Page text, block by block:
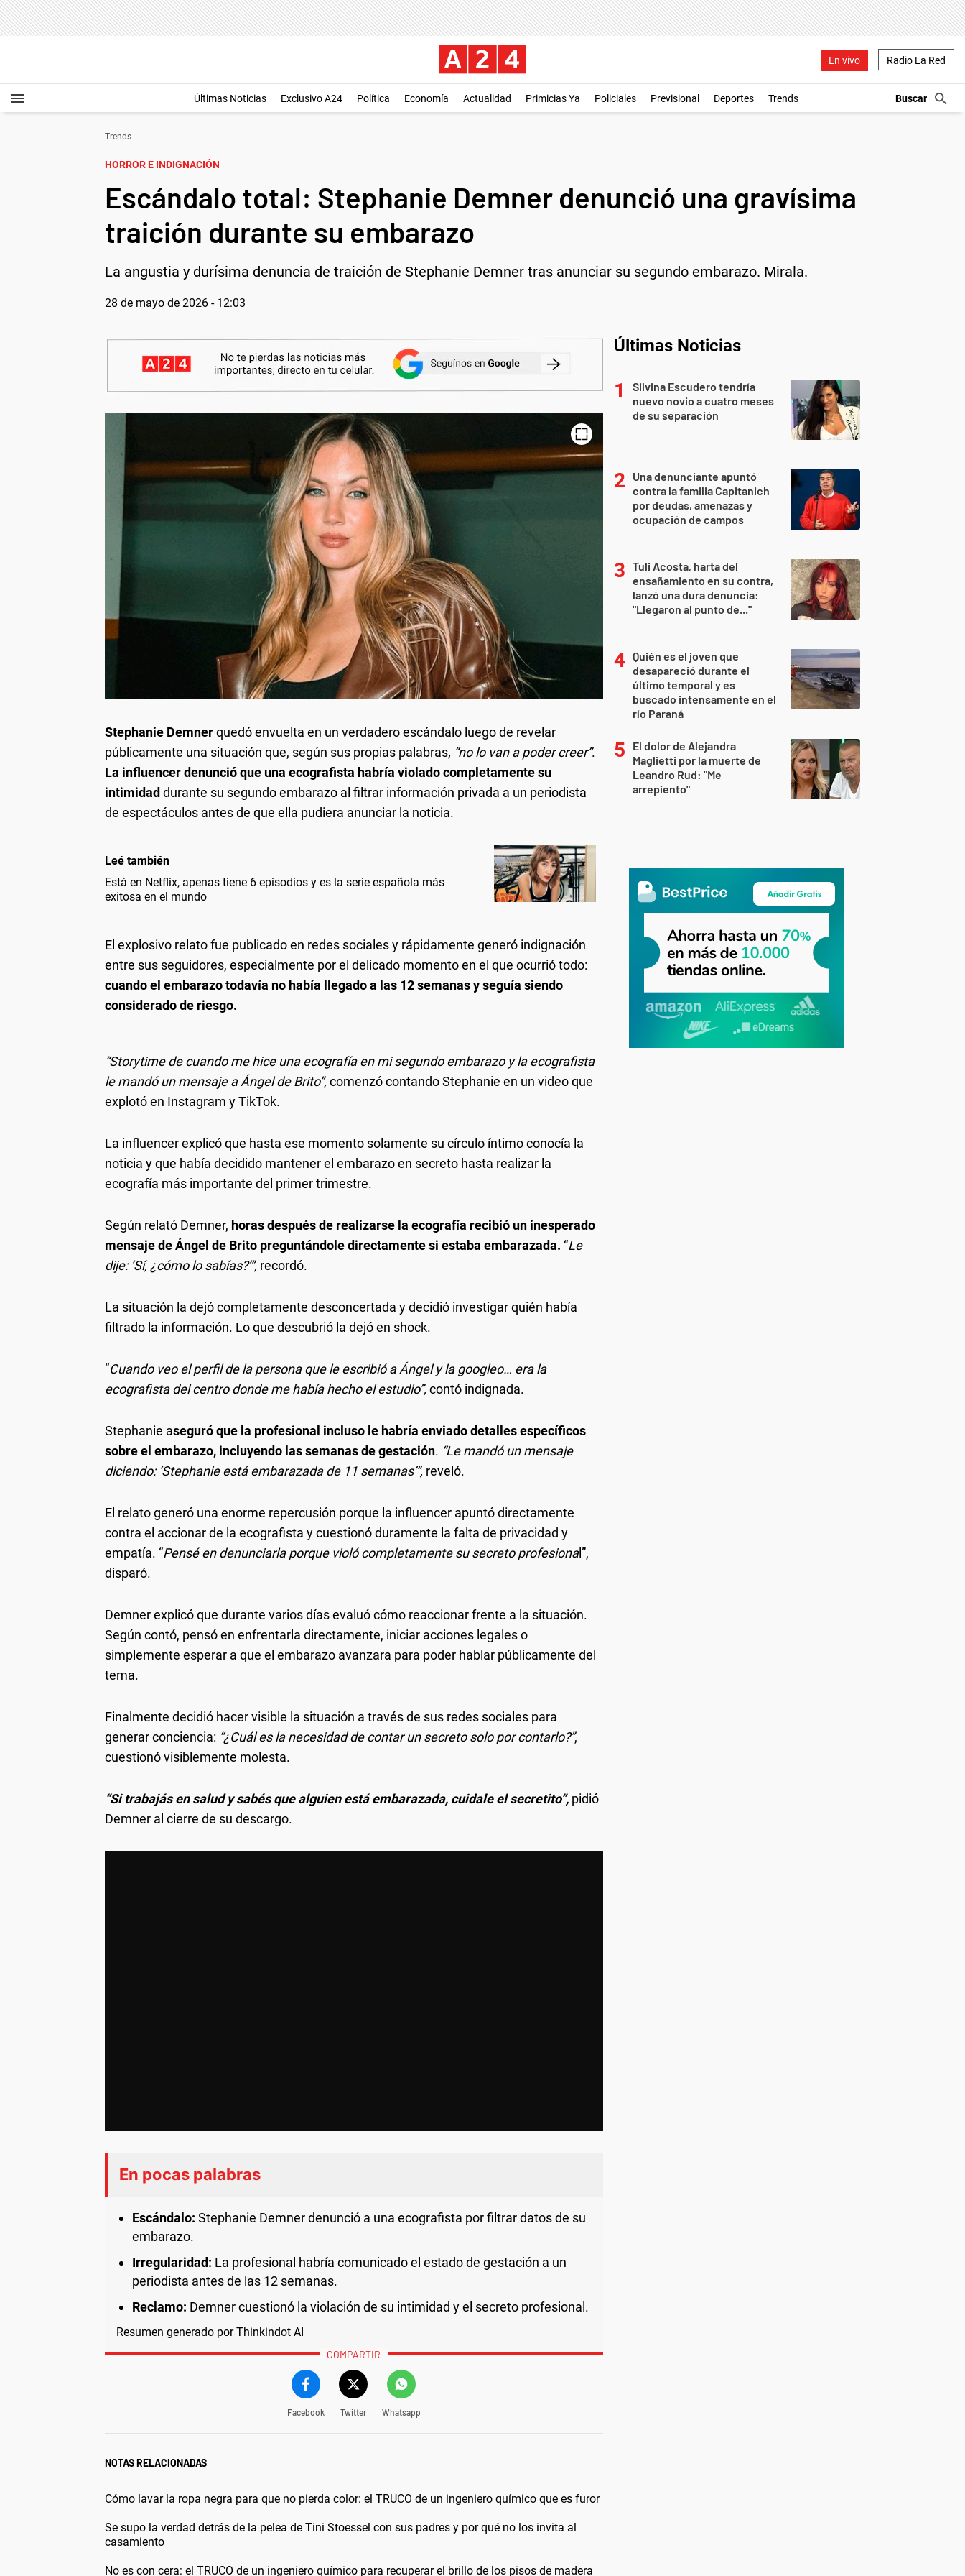
En vivo Radio La Red
Últimas Noticias Exclusivo A24 Política Economía Actualidad Primicias Ya Policiales Previsional Deportes Trends
Trends
HORROR E INDIGNACIÓN
Escándalo total: Stephanie Demner denunció una gravísima
traición durante su embarazo
La angustia y durísima denuncia de traición de Stephanie Demner tras anunciar su segundo embarazo. Mirala.
28 de mayo de 2026 - 12:03
Stephanie Demnerquedó envuelta en un verdadero escándalo luego de revelar
públicamente una situación que, según sus propias palabras, “no lo van a poder creer”.
La influencer denunció que una ecografista habría violado completamente su
intimidaddurante su segundo embarazo al filtrar información privada a un periodista
de espectáculos antes de que ella pudiera anunciar la noticia.
Leé también
Está en Netflix, apenas tiene 6 episodios y es la serie española más
exitosa en el mundo
El explosivo relato fue publicado en redes sociales y rápidamente generó indignación
entre sus seguidores, especialmente por el delicado momento en el que ocurrió todo:
cuando el embarazo todavía no había llegado a las 12 semanas y seguía siendo
considerado de riesgo.
“Storytime de cuando me hice una ecografía en mi segundo embarazo y la ecografista
le mandó un mensaje a Ángel de Brito”, comenzó contando Stephanie en un video que
explotó en Instagram y TikTok.
La influencer explicó que hasta ese momento solamente su círculo íntimo conocía la
noticia y que había decidido mantener el embarazo en secreto hasta realizar la
ecografía más importante del primer trimestre.
Según relató Demner, horas después de realizarse la ecografía recibió un inesperado
mensaje de Ángel de Brito preguntándole directamente si estaba embarazada. “Le
dije: ‘Sí, ¿cómo lo sabías?’”, recordó.
La situación la dejó completamente desconcertada y decidió investigar quién había
filtrado la información. Lo que descubrió la dejó en shock.
“Cuando veo el perfil de la persona que le escribió a Ángel y la googleo… era la
ecografista del centro donde me había hecho el estudio”, contó indignada.
Stephanie aseguró que la profesional incluso le habría enviado detalles específicos
sobre el embarazo, incluyendo las semanas de gestación. “Le mandó un mensaje
diciendo: ‘Stephanie está embarazada de 11 semanas’”, reveló.
El relato generó una enorme repercusión porque la influencer apuntó directamente
contra el accionar de la ecografista y cuestionó duramente la falta de privacidad y
empatía. “Pensé en denunciarla porque violó completamente su secreto profesional”,
disparó.
Demner explicó que durante varios días evaluó cómo reaccionar frente a la situación.
Según contó, pensó en enfrentarla directamente, iniciar acciones legales o
simplemente esperar a que el embarazo avanzara para poder hablar públicamente del
tema.
Finalmente decidió hacer visible la situación a través de sus redes sociales para
generar conciencia: “¿Cuál es la necesidad de contar un secreto solo por contarlo?”,
cuestionó visiblemente molesta.
“Si trabajás en salud y sabés que alguien está embarazada, cuidale el secretito”, pidió
Demner al cierre de su descargo.
En pocas palabras
Escándalo: Stephanie Demner denunció a una ecografista por filtrar datos de su
embarazo.
Irregularidad: La profesional habría comunicado el estado de gestación a un
periodista antes de las 12 semanas.
Reclamo: Demner cuestionó la violación de su intimidad y el secreto profesional.
Resumen generado por Thinkindot AI
COMPARTIR
Facebook Twitter Whatsapp
NOTAS RELACIONADAS
Cómo lavar la ropa negra para que no pierda color: el TRUCO de un ingeniero químico que es furor
Se supo la verdad detrás de la pelea de Tini Stoessel con sus padres y por qué no los invita al
casamiento
No es con cera: el TRUCO de un ingeniero químico para recuperar el brillo de los pisos de madera
Últimas Noticias
Silvina Escudero tendría
nuevo novio a cuatro meses
de su separación
Una denunciante apuntó
contra la familia Capitanich
por deudas, amenazas y
ocupación de campos
Tuli Acosta, harta del
ensañamiento en su contra,
lanzó una dura denuncia:
"Llegaron al punto de..."
Quién es el joven que
desapareció durante el
último temporal y es
buscado intensamente en el
río Paraná
El dolor de Alejandra
Maglietti por la muerte de
Leandro Rud: "Me
arrepiento"